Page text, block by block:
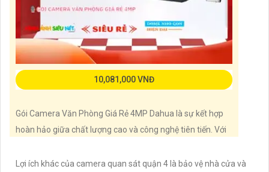
10,081,000 VNĐ
Gói Camera Văn Phòng Giá Rẻ 4MP Dahua là sự kết hợp
hoàn hảo giữa chất lượng cao và công nghệ tiên tiến. Với
này Hoàn toàn tin tưởng ghi lại mọi chi tiết quan trọng
Lợi ích khác của camera quan sát quận 4 là bảo vệ nhà cửa và